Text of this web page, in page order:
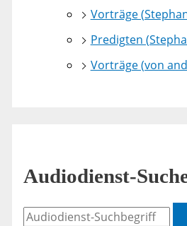
Vorträge
Predigten
Vorträge (von
Audiodienst-